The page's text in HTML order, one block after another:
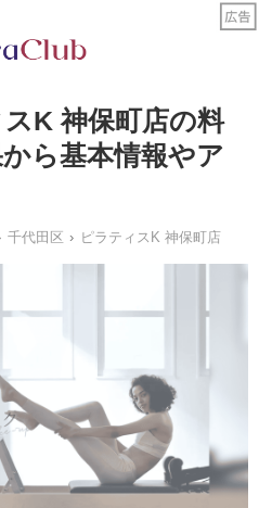
スK 神保町店の料
ら基本情報やア
千代田区 ピラティスK 神保町店